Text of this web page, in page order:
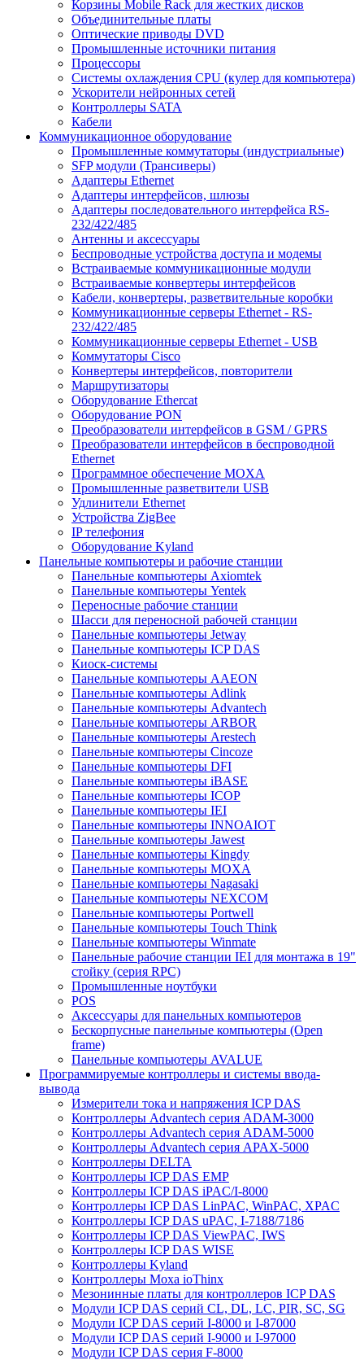
Корзины Mobile Rack для жестких дисков
Объединительные платы
Оптические приводы DVD
Промышленные источники питания
Процессоры
Системы охлаждения CPU (кулер для компьютера)
Ускорители нейронных сетей
Контроллеры SATA
Кабели
Коммуникационное оборудование
Промышленные коммутаторы (индустриальные)
SFP модули (Трансиверы)
Адаптеры Ethernet
Адаптеры интерфейсов, шлюзы
Адаптеры последовательного интерфейса RS-
232/422/485
Антенны и аксессуары
Беспроводные устройства доступа и модемы
Встраиваемые коммуникационные модули
Встраиваемые конвертеры интерфейсов
Кабели, конвертеры, разветвительные коробки
Коммуникационные серверы Ethernet - RS-
232/422/485
Коммуникационные серверы Ethernet - USB
Коммутаторы Cisco
Конвертеры интерфейсов, повторители
Маршрутизаторы
Оборудование Ethercat
Оборудование PON
Преобразователи интерфейсов в GSM / GPRS
Преобразователи интерфейсов в беспроводной
Ethernet
Программное обеспечение MOXA
Промышленные разветвители USB
Удлинители Ethernet
Устройства ZigBee
IP телефония
Оборудование Kyland
Панельные компьютеры и рабочие станции
Панельные компьютеры Axiomtek
Панельные компьютеры Yentek
Переносные рабочие станции
Шасси для переносной рабочей станции
Панельные компьютеры Jetway
Панельные компьютеры ICP DAS
Киоск-системы
Панельные компьютеры AAEON
Панельные компьютеры Adlink
Панельные компьютеры Advantech
Панельные компьютеры ARBOR
Панельные компьютеры Arestech
Панельные компьютеры Cincoze
Панельные компьютеры DFI
Панельные компьютеры iBASE
Панельные компьютеры ICOP
Панельные компьютеры IEI
Панельные компьютеры INNOAIOT
Панельные компьютеры Jawest
Панельные компьютеры Kingdy
Панельные компьютеры MOXA
Панельные компьютеры Nagasaki
Панельные компьютеры NEXCOM
Панельные компьютеры Portwell
Панельные компьютеры Touch Think
Панельные компьютеры Winmate
Панельные рабочие станции IEI для монтажа в 19"
стойку (серия RPC)
Промышленные ноутбуки
POS
Аксессуары для панельных компьютеров
Бескорпусные панельные компьютеры (Open
frame)
Панельные компьютеры AVALUE
Программируемые контроллеры и системы ввода-
вывода
Измерители тока и напряжения ICP DAS
Контроллеры Advantech серия ADAM-3000
Контроллеры Advantech серия ADAM-5000
Контроллеры Advantech серия APAX-5000
Контроллеры DELTA
Контроллеры ICP DAS EMP
Контроллеры ICP DAS iPAC/I-8000
Контроллеры ICP DAS LinPAC, WinPAC, XPAC
Контроллеры ICP DAS uPAC, I-7188/7186
Контроллеры ICP DAS ViewPAC, IWS
Контроллеры ICP DAS WISE
Контроллеры Kyland
Контроллеры Moxa ioThinx
Мезонинные платы для контроллеров ICP DAS
Модули ICP DAS серий CL, DL, LC, PIR, SC, SG
Модули ICP DAS серий I-8000 и I-87000
Модули ICP DAS серий I-9000 и I-97000
Модули ICP DAS серия F-8000